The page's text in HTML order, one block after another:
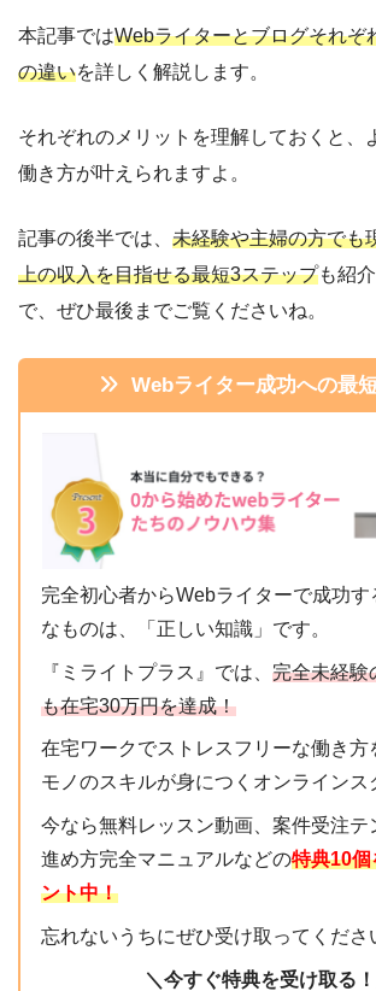
本記事ではWebライターとブログそれぞ
の違いを詳しく解説します。
それぞれのメリットを理解しておくと、
働き方が叶えられますよ。
記事の後半では、 未経験や主婦の方でも
上の収入を目指せる最短3ステップも紹
で、ぜひ最後までご覧くださいね。
Webライター成功への最
完全初心者からWebライターで成功
なものは、「正しい知識」です。
『ミライトプラス』では、完全未経験
も在宅30万円を達成！
在宅ワークでストレスフリーな働き方
モノのスキルが身につくオンラインス
今なら無料レッスン動画、案件受注テ
進め方完全マニュアルなどの特典10個
ント中！
忘れないうちにぜひ受け取ってくださ
＼今すぐ特典を受け取る